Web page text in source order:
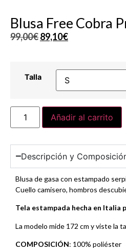
Blusa Free Cobra
99,00€89,10€
Talla
Añadir al carrito
Descripción y
Blusa de gasa con estampado
Cuello camisero, hombros
Tela estampada hecha en Italia
La modelo mide 172 cm y viste la
COMPOSICIÓN: 100% poliéster